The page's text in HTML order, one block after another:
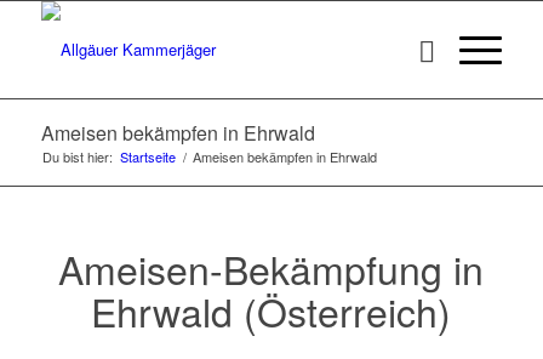
Ameisen bekämpfen in Ehrwald
Du bist hier: Startseite / Ameisen bekämpfen in Ehrwald
Ameisen-Bekämpfung in
Ehrwald (Österreich)